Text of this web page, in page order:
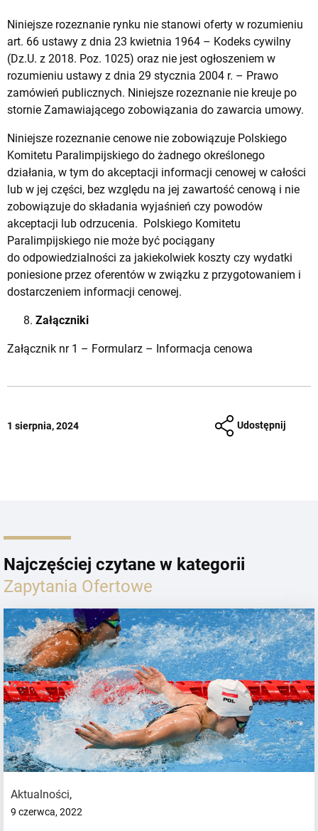
Niniejsze rozeznanie rynku nie stanowi oferty w rozumieniu
art. 66 ustawy z dnia 23 kwietnia 1964 – Kodeks cywilny
(Dz.U. z 2018. Poz. 1025) oraz nie jest ogłoszeniem w
rozumieniu ustawy z dnia 29 stycznia 2004 r. – Prawo
zamówień publicznych. Niniejsze rozeznanie nie kreuje po
stornie Zamawiającego zobowiązania do zawarcia umowy.
Niniejsze rozeznanie cenowe nie zobowiązuje Polskiego
Komitetu Paralimpijskiego do żadnego określonego
działania, w tym do akceptacji informacji cenowej w całości
lub w jej części, bez względu na jej zawartość cenową i nie
zobowiązuje do składania wyjaśnień czy powodów
akceptacji lub odrzucenia. Polskiego Komitetu
Paralimpijskiego nie może być pociągany
do odpowiedzialności za jakiekolwiek koszty czy wydatki
poniesione przez oferentów w związku z przygotowaniem i
dostarczeniem informacji cenowej.
Załączniki
Załącznik nr 1 – Formularz – Informacja cenowa
1 sierpnia, 2024 Udostępnij
Najczęściej czytane w kategorii
Zapytania Ofertowe
Aktualności,
9 czerwca, 2022